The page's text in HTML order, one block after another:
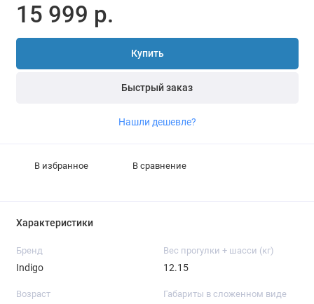
15 999 р.
Купить
Быстрый заказ
Нашли дешевле?
В избранное В сравнение
Характеристики
Бренд
Indigo
Вес прогулки + шасси (кг)
12.15
Возраст Габариты в сложенном виде